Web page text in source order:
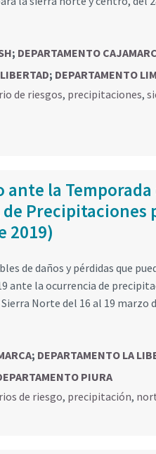
; DEPARTAMENTO
; DEPARTAMENTO
de riesgos, precipitaciones,
ante la
Precipitaciones
2019)
de daños y pérdidas que
ante la ocurrencia de
Norte del 16 al 19 marzo
; DEPARTAMENTO LA
PIURA
de riesgo, precipitación,